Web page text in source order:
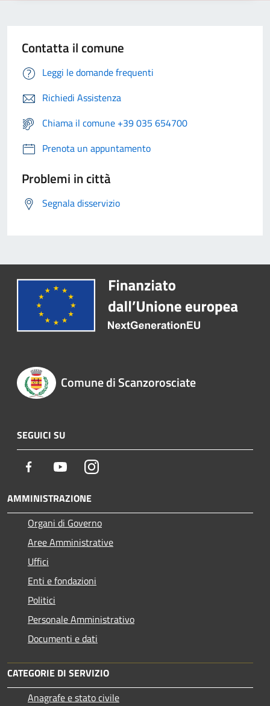
Contatta il comune
Leggi le domande frequenti
Richiedi Assistenza
Chiama il comune +39 035 654700
Prenota un appuntamento
Problemi in città
Segnala disservizio
Comune di Scanzorosciate
SEGUICI SU
Facebook YoutubeInstagram
AMMINISTRAZIONE
Organi di Governo
Aree Amministrative
Uffici
Enti e fondazioni
Politici
Personale Amministrativo
Documenti e dati
CATEGORIE DI SERVIZIO
Anagrafe e stato civile